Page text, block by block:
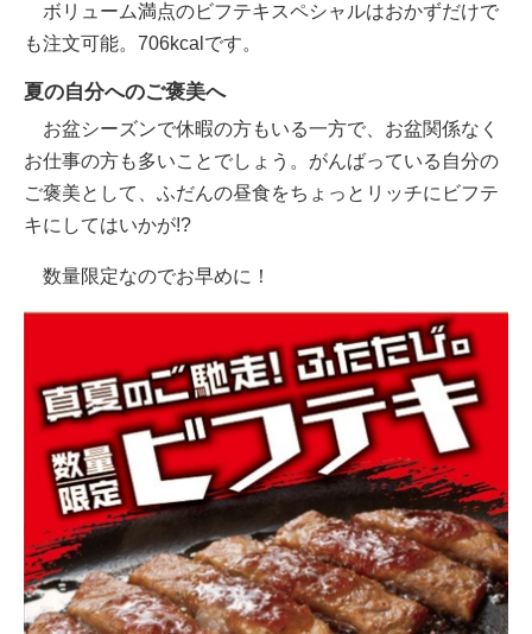
ボリューム満点のビフテキスペシャルはおかずだけで
も注文可能。706kcalです。
夏の自分へのご褒美へ
お盆シーズンで休暇の方もいる一方で、お盆関係なく
お仕事の方も多いことでしょう。がんばっている自分の
ご褒美として、ふだんの昼食をちょっとリッチにビフテ
キにしてはいかが!?
数量限定なのでお早めに！